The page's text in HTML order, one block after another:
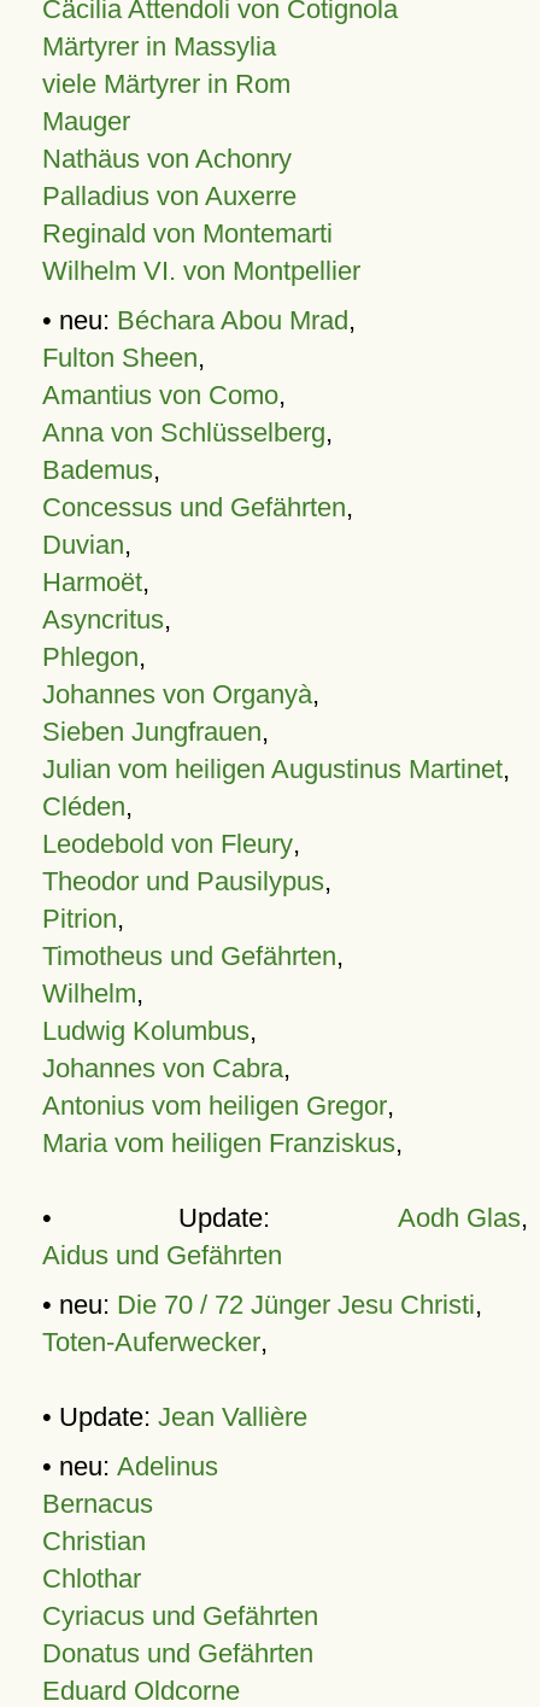
Cäcilia Attendoli von Cotignola
Märtyrer in Massylia
viele Märtyrer in Rom
Mauger
Nathäus von Achonry
Palladius von Auxerre
Reginald von Montemarti
Wilhelm VI. von Montpellier
• neu: Béchara Abou Mrad,
Fulton Sheen,
Amantius von Como,
Anna von Schlüsselberg,
Bademus,
Concessus und Gefährten,
Duvian,
Harmoët,
Asyncritus,
Phlegon,
Johannes von Organyà,
Sieben Jungfrauen,
Julian vom heiligen Augustinus Martinet,
Cléden,
Leodebold von Fleury,
Theodor und Pausilypus,
Pitrion,
Timotheus und Gefährten,
Wilhelm,
Ludwig Kolumbus,
Johannes von Cabra,
Antonius vom heiligen Gregor,
Maria vom heiligen Franziskus,
• Update: Aodh Glas,
Aidus und Gefährten
• neu: Die 70 / 72 Jünger Jesu Christi,
Toten-Auferwecker,
• Update: Jean Vallière
• neu: Adelinus
Bernacus
Christian
Chlothar
Cyriacus und Gefährten
Donatus und Gefährten
Eduard Oldcorne